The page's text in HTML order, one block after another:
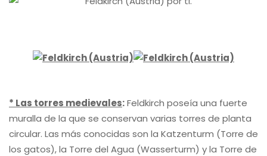
* Las torres medievales:Feldkirch poseía una fuerte
muralla de la que se conservan varias torres de planta
circular. Las más conocidas son la Katzenturm (Torre de
los gatos), la Torre del Agua (Wasserturm) y la Torre de